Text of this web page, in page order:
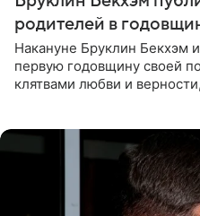
родителей в
Накануне Бруклин Бекхэм
первую годовщину своей
клятвами любви и